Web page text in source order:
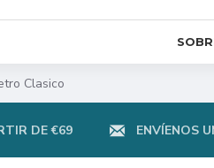
Clasico
DE €69 ENVÍENOS